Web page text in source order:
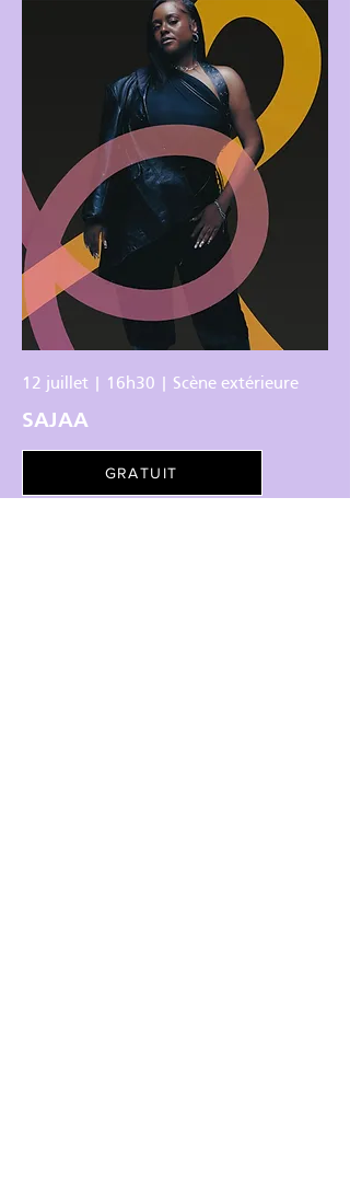
12 juillet | 16h30 | Scène extérieure
SAJAA
GRATUIT